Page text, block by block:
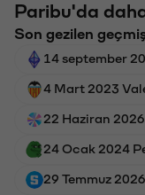
Paribu'da
Son gezilen
14 september
4 Mart 2023
22 Haziran
24 Ocak 2024
29 Temmuz